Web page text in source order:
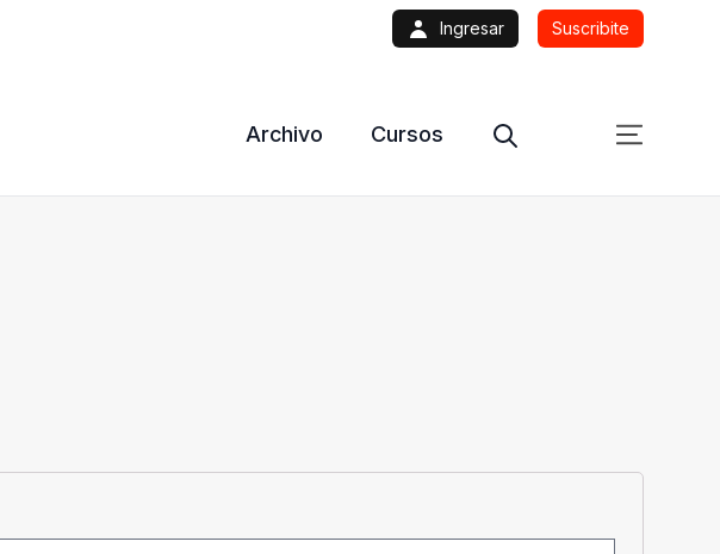
Ingresar Suscribite
Archivo Cursos